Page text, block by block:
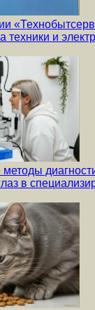
техники и
в